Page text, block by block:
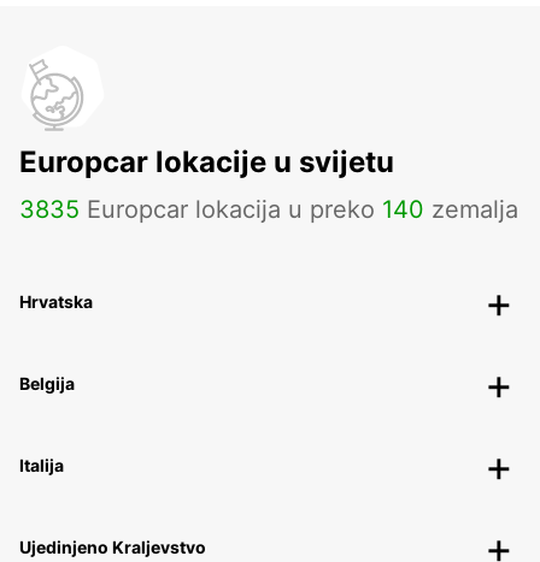
Europcar lokacije u svijetu
3835 Europcar lokacija u preko 140 zemalja
Hrvatska
Belgija
Italija
Ujedinjeno Kraljevstvo